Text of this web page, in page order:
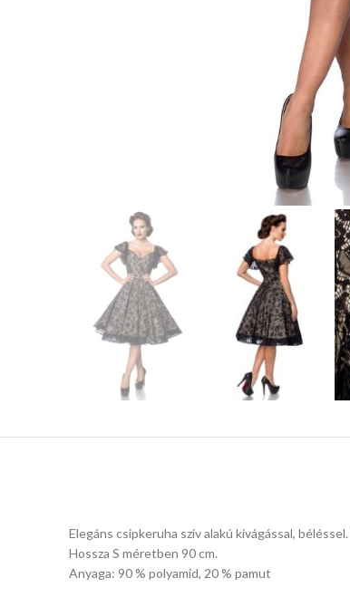
Elegáns csipkeruha szív alakú kivágással,
Hossza S méretben 90 cm.
Anyaga: 90 % polyamid, 20 % pamut